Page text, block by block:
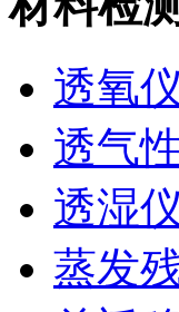
透氧仪
透气
透湿仪
蒸发